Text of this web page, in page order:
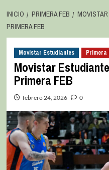
INICIO PRIMERA FEB
PRIMERA FEB
Movistar Estudiantes Primera
Movistar
Primera FEB
febrero 24, 2026 0